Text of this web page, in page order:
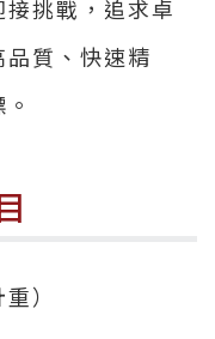
挑戰，追求卓
質、快速精
）